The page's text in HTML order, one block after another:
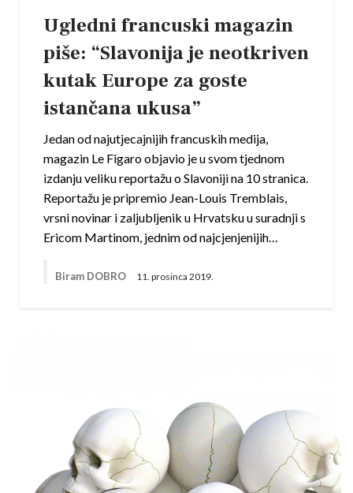
Ugledni francuski magazin
piše: “Slavonija je neotkriven
kutak Europe za goste
istančana ukusa”
Jedan od najutjecajnijih francuskih medija,
magazin Le Figaro objavio je u svom tjednom
izdanju veliku reportažu o Slavoniji na 10 stranica.
Reportažu je pripremio Jean-Louis Tremblais,
vrsni novinar i zaljubljenik u Hrvatsku u suradnji s
Ericom Martinom, jednim od najcjenjenijih…
Biram DOBRO 11. prosinca 2019.